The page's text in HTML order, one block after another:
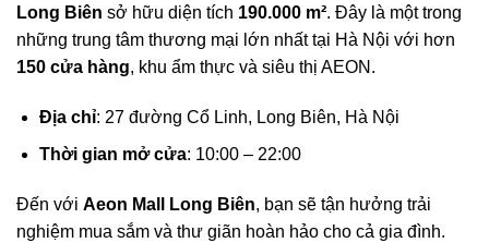
Long Biên sở hữu diện tích 190.000 m². Đây là một trong
những trung tâm thương mại lớn nhất tại Hà Nội với hơn
150 cửa hàng, khu ẩm thực và siêu thị AEON.
Địa chỉ: 27 đường Cổ Linh, Long Biên, Hà Nội
Thời gian mở cửa: 10:00 – 22:00
Đến với Aeon Mall Long Biên, bạn sẽ tận hưởng trải
nghiệm mua sắm và thư giãn hoàn hảo cho cả gia đình.